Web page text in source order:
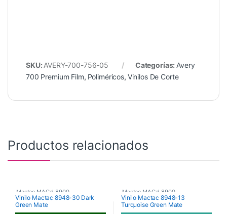
SKU: AVERY-700-756-05 Categorías: Avery
700 Premium Film, Poliméricos, Vinilos De Corte
Productos relacionados
Mactac MACal 8900
Monoméricos
Vinilo Mactac 8948-30 Dark
Green Mate
Mactac MACal 8900
Monoméricos,Vinilos De Corte
Vinilo Mactac 8948-13
Turquoise Green Mate